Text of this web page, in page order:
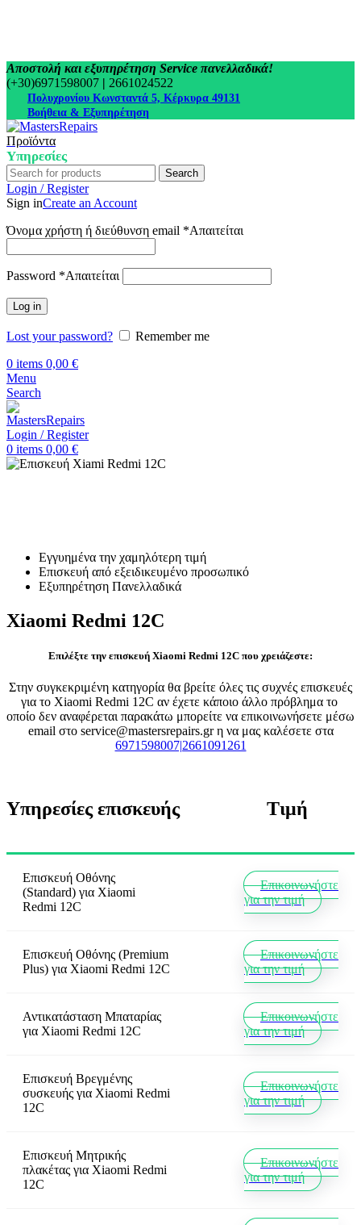
Αποστολή και εξυπηρέτηση Service πανελλαδικά!
(+30)6971598007 | 2661024522
Πολυχρονίου Κωνσταντά 5, Κέρκυρα 49131
Βοήθεια & Εξυπηρέτηση
Προϊόντα
Υπηρεσίες
Search
Login / Register
Sign inCreate an Account
Όνομα χρήστη ή διεύθυνση email *Απαιτείται
Password *Απαιτείται
Log in
Lost your password?
Remember me
0 items 0,00 €
Menu
Search
Login / Register
0 items 0,00 €
Εγγυημένα την χαμηλότερη τιμή
Επισκευή από εξειδικευμένο προσωπικό
Εξυπηρέτηση Πανελλαδικά
Xiaomi Redmi 12C
Επιλέξτε την επισκευή Xiaomi Redmi 12C που χρειάζεστε:
Στην συγκεκριμένη κατηγορία θα βρείτε όλες τις συχνές επισκευές
για το Xiaomi Redmi 12C αν έχετε κάποιο άλλο πρόβλημα το
οποίο δεν αναφέρεται παρακάτω μπορείτε να επικοινωνήσετε μέσω
email στο service@mastersrepairs.gr η να μας καλέσετε στα
6971598007|2661091261
Υπηρεσίες επισκευής Τιμή
Επισκευή Οθόνης
(Standard) για Xiaomi
Redmi 12C
Επικοινωνήστε
για την τιμή
Επισκευή Οθόνης (Premium
Plus) για Xiaomi Redmi 12C
Επικοινωνήστε
για την τιμή
Αντικατάσταση Μπαταρίας
για Xiaomi Redmi 12C
Επικοινωνήστε
για την τιμή
Επισκευή Βρεγμένης
συσκευής για Xiaomi Redmi
12C
Επικοινωνήστε
για την τιμή
Επισκευή Μητρικής
πλακέτας για Xiaomi Redmi
12C
Επικοινωνήστε
για την τιμή